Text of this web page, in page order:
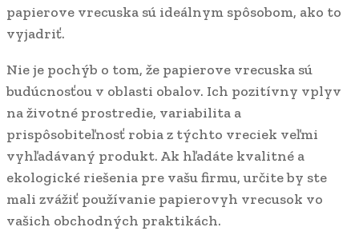
papierove vrecuska sú ideálnym spôsobom, ako to
vyjadriť.
Nie je pochýb o tom, že papierove vrecuska sú
budúcnosťou v oblasti obalov. Ich pozitívny vplyv
na životné prostredie, variabilita a
prispôsobiteľnosť robia z týchto vreciek veľmi
vyhľadávaný produkt. Ak hľadáte kvalitné a
ekologické riešenia pre vašu firmu, určite by ste
mali zvážiť používanie papierovyh vrecusok vo
vašich obchodných praktikách.